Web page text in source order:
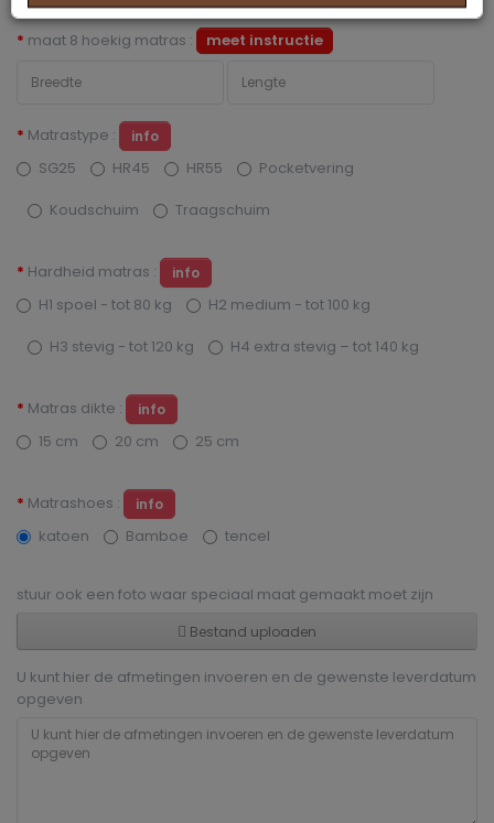
maat 8 hoekig matras : meet instructie
Matrastype : info
SG25 HR45 HR55
Pocketvering
Koudschuim
Traagschuim
Hardheid matras : info
H1 spoel - tot 80 kg
H2 medium - tot 100 kg
H3 stevig - tot 120 kg
H4 extra stevig – tot 140 kg
Matras dikte : info
15 cm 20 cm 25 cm
Matrashoes : info
katoen Bamboe tencel
stuur ook een foto waar speciaal maat gemaakt moet zijn
Bestand uploaden
U kunt hier de afmetingen invoeren en de gewenste leverdatum
opgeven
services.